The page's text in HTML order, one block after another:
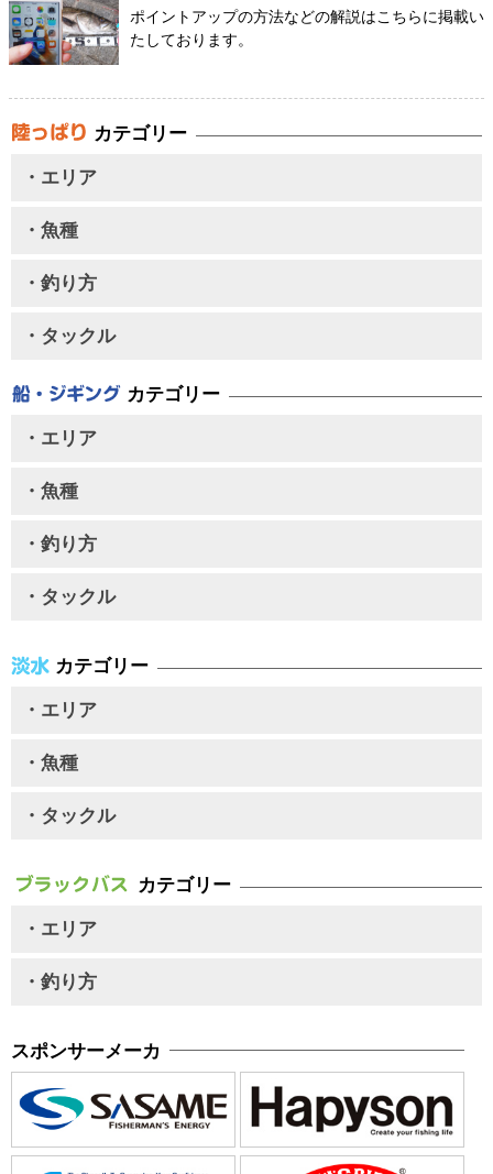
ポイントアップの方法などの解説はこちらに掲載い
たしております。
カテゴリー
・エリア
・魚種
・釣り方
・タックル
カテゴリー
・エリア
・魚種
・釣り方
・タックル
カテゴリー
・エリア
・魚種
・タックル
カテゴリー
・エリア
・釣り方
スポンサーメーカ